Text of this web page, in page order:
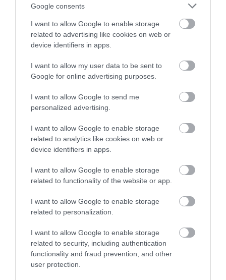
Google consents
I want to allow Google to enable storage
related to advertising like cookies on web or
device identifiers in apps.
I want to allow my user data to be sent to
Google for online advertising purposes.
I want to allow Google to send me
personalized advertising.
I want to allow Google to enable storage
related to analytics like cookies on web or
device identifiers in apps.
I want to allow Google to enable storage
related to functionality of the website or app.
I want to allow Google to enable storage
related to personalization.
I want to allow Google to enable storage
related to security, including authentication
functionality and fraud prevention, and other
user protection.
professzionális környezetről. Ebben a cikkben a halak
filézésének kulcsfontosságú lépéseit és technikáit
mutattuk be, különös figyelmet fordítva a kezdők számára
releváns tanácsokra és tippekre.
Mi a halak filézésének célja?
hogy egy tiszta, szálka- és csontmentes halszeletet
folyamat technikai tudást és gyakorlatot igényel.
Milyen előkészítő lépéseket kell tennünk a
hal filézéséhez?
A filézés előkészítésének két fő iskolája létezik: az egyik a
hal precíz megtisztítását, kibelezését, fejének és farkának
levágását javasolja, míg a másik iskola minden előkészítés
Az első esetben a további részek is felhasználhatók, míg a
második esetben az időhatékonyság a fő érv.